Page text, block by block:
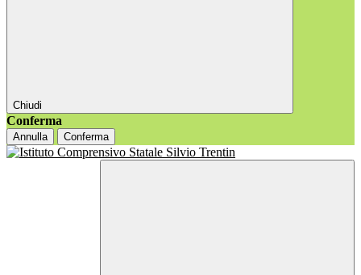
Chiudi
Conferma
Annulla Conferma